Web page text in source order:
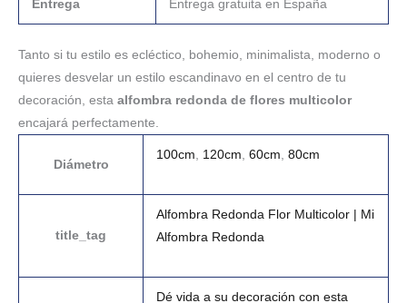
Entrega Entrega gratuita en España
Tanto si tu estilo es ecléctico, bohemio, minimalista, moderno o
quieres desvelar un estilo escandinavo en el centro de tu
decoración, esta alfombra redonda de flores multicolor
encajará perfectamente.
Diámetro
100cm 120cm 60cm 80cm
title_tag
Alfombra Redonda Flor Multicolor | Mi
Alfombra Redonda
Dé vida a su decoración con esta